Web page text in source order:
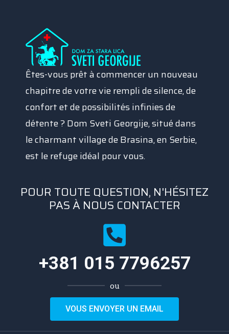
Êtes-vous prêt à commencer un nouveau
chapitre de votre vie rempli de silence, de
confort et de possibilités infinies de
détente ? Dom Sveti Georgije, situé dans
le charmant village de Brasina, en Serbie,
est le refuge idéal pour vous.
POUR TOUTE QUESTION, N'HÉSITEZ
PAS À NOUS CONTACTER
+381 015 7796257
ou
VOUS ENVOYER UN EMAIL